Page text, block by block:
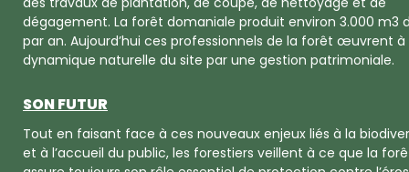
dégagement. La forêt domaniale produit environ 3.000 m3
par an. Aujourd’hui ces professionnels de la forêt œuvrent à
dynamique naturelle du site par une gestion patrimoniale.
SON FUTUR
Tout en faisant face à ces nouveaux enjeux liés à la
et à l’accueil du public, les forestiers veillent à ce que la